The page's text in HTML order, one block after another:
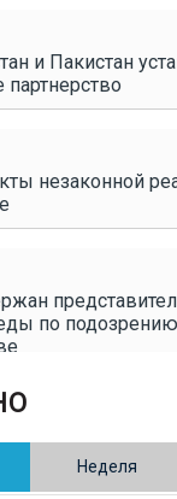
и Пакистан
партнерство
незаконной
по
Неделя